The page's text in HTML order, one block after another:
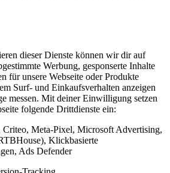
dieser Dienste können wir dir auf
Werbung, gesponserte Inhalte
für unsere Webseite oder Produkte
Surf- und Einkaufsverhalten anzeigen
messen. Mit deiner Einwilligung setzen
folgende Drittdienste ein:
Meta-Pixel, Microsoft Advertising,
Klickbasierte
Ads Defender